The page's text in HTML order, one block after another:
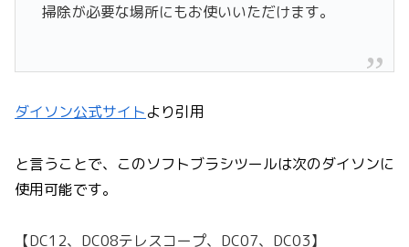
掃除が必要な場所にもお使いいただけます。
ダイソン公式サイトより引用
と言うことで、このソフトブラシツールは次のダイソンに
使用可能です。
【DC12、DC08テレスコープ、DC07、DC03】